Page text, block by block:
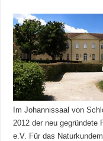
Im Johannissaal von
2012 der neu gegründete
e.V. Für das